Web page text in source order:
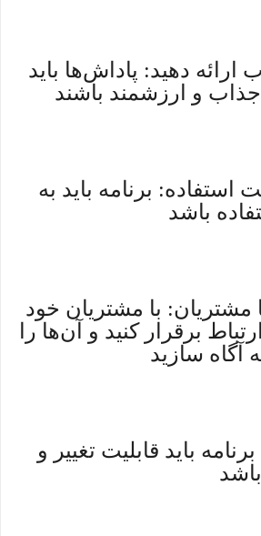
دهید: پاداش‌ها باید
و ارزشمند باشند
برنامه باید به
باشد
مشتریان: با مشتریان خود
برقرار کنید و آن‌ها را
آگاه سازید
باید قابلیت تغییر و